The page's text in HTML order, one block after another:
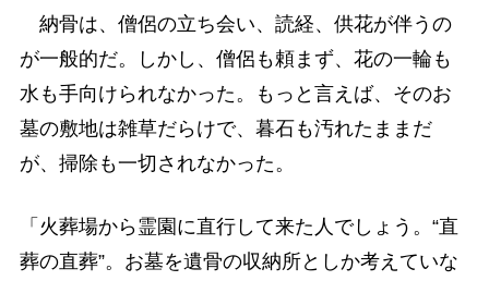
納骨は、僧侶の立ち会い、読経、供花が伴うの
が一般的だ。しかし、僧侶も頼まず、花の一輪も
水も手向けられなかった。もっと言えば、そのお
墓の敷地は雑草だらけで、暮石も汚れたままだ
が、掃除も一切されなかった。
「火葬場から霊園に直行して来た人でしょう。“直
葬の直葬”。お墓を遺骨の収納所としか考えていな